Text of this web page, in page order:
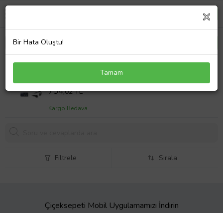
Asus X540UP-GO059T Adaptör Laptop Şarj Aleti
Sepet Fiyatı
754,02 TL
Kargo Bedava
Filtrele Sırala
Çiçeksepeti Mobil Uygulamamızı İndirin
Bir Hata Oluştu!
Tamam